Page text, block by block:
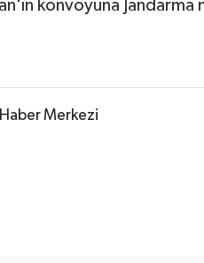
Haber Merkezi